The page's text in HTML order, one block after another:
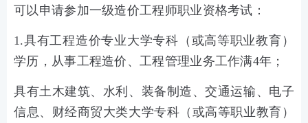
可以申请参加一级造价工程师职业资格考试：
1.具有工程造价专业大学专科（或高等职业教育）
学历，从事工程造价、工程管理业务工作满4年；
具有土木建筑、水利、装备制造、交通运输、电子
信息、财经商贸大类大学专科（或高等职业教育）